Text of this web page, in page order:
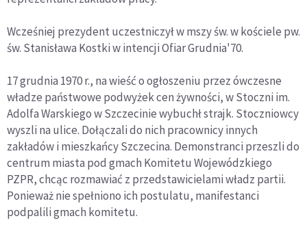
Wcześniej prezydent uczestniczył w mszy św. w kościele pw.
św. Stanisława Kostki w intencji Ofiar Grudnia'70.
17 grudnia 1970 r., na wieść o ogłoszeniu przez ówczesne
władze państwowe podwyżek cen żywności, w Stoczni im.
Adolfa Warskiego w Szczecinie wybuchł strajk. Stoczniowcy
wyszli na ulice. Dołączali do nich pracownicy innych
zakładów i mieszkańcy Szczecina. Demonstranci przeszli do
centrum miasta pod gmach Komitetu Wojewódzkiego
PZPR, chcąc rozmawiać z przedstawicielami władz partii.
Ponieważ nie spełniono ich postulatu, manifestanci
podpalili gmach komitetu.